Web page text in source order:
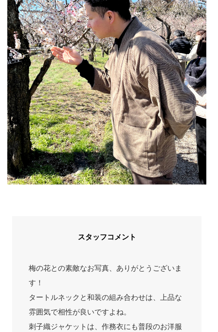
スタッフコメント
梅の花との素敵なお写真、ありがとうございま
す！
タートルネックと和装の組み合わせは、上品な
雰囲気で相性が良いですよね。
刺子織ジャケットは、作務衣にも普段のお洋服